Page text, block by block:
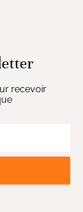
recevoir